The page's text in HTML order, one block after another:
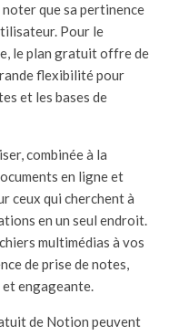
que sa pertinence
Pour le
le plan gratuit offre de
flexibilité pour
et les bases de
combinée à la
en ligne et
ceux qui cherchent à
en un seul endroit.
multimédias à vos
de prise de notes,
engageante.
de Notion peuvent